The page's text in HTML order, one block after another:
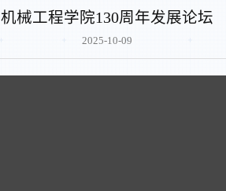
机械工程学院130周年发展论坛
2025-10-09